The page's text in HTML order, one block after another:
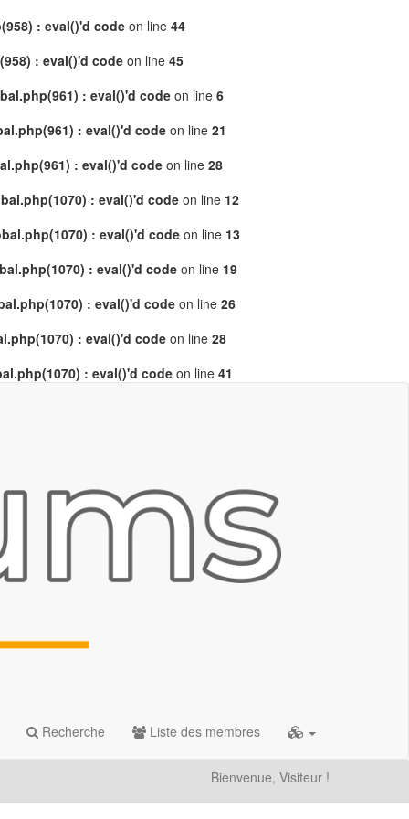
: eval()'d code on line 44
: eval()'d codeon line 45
: eval()'d codeon line 6
: eval()'d codeon line 21
: eval()'d codeon line 28
: eval()'d code on line 12
: eval()'d codeon line 13
: eval()'d codeon line 19
: eval()'d code on line 26
: eval()'d code on line 28
: eval()'d codeon line 41
Recherche Liste des membres
Bienvenue, Visiteur !